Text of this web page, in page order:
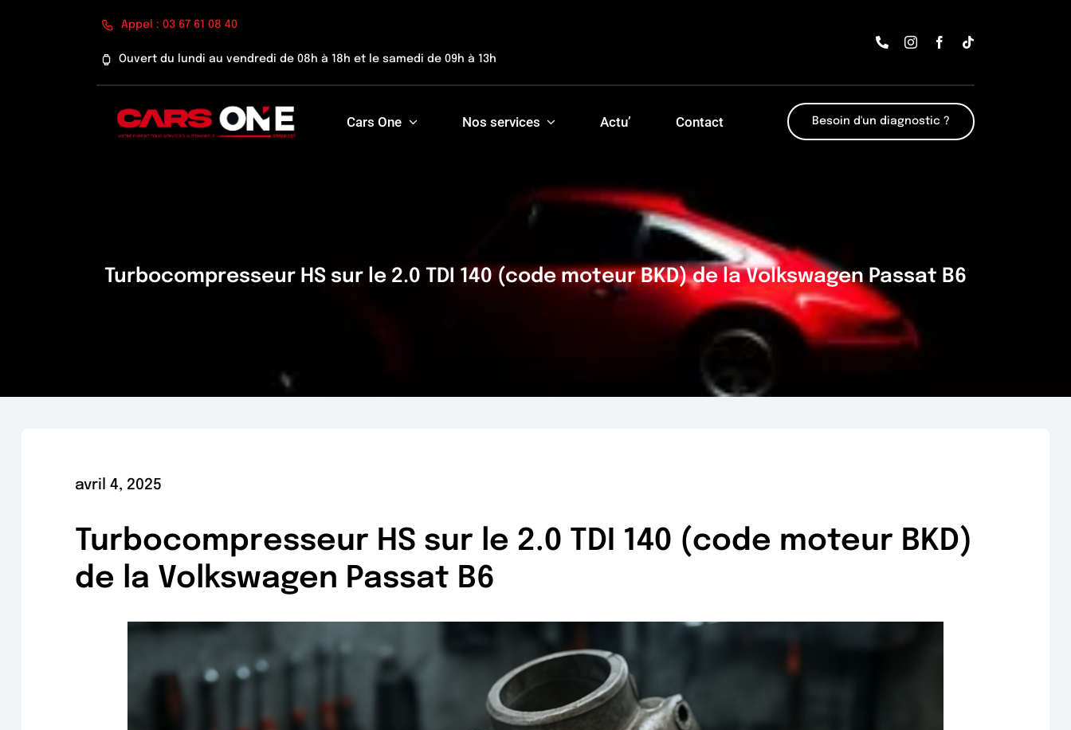
Appel : 03 67 61 08 40
Ouvert du lundi au vendredi de 08h à 18h et le samedi de 09h à 13h
Cars One Nos services Actu’ Contact Besoin d'un diagnostic ?
Turbocompresseur HS sur le 2.0 TDI 140 (code moteur BKD) de la Volkswagen Passat B6
avril 4, 2025
Turbocompresseur HS sur le 2.0 TDI 140 (code moteur BKD)
de la Volkswagen Passat B6